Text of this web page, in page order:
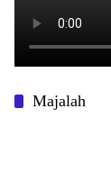
Majalah